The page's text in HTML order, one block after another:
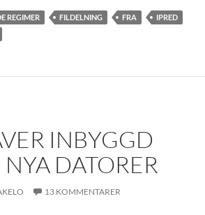
REGIMER FILDELNING FRA
IPRED
INBYGGD
DATORER
13 KOMMENTARER